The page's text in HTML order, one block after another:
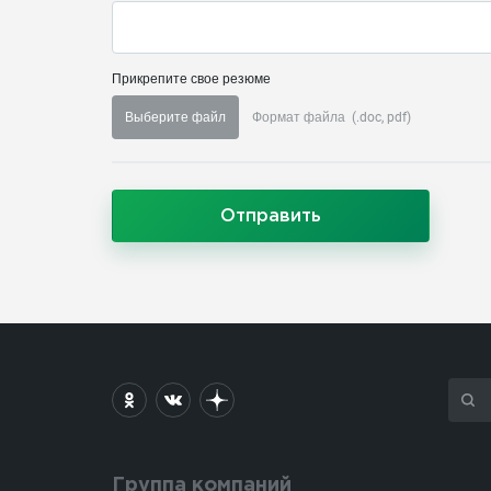
Прикрепите свое резюме
Выберите файл Формат файла (.doc, pdf)
Отправить
Группа компаний